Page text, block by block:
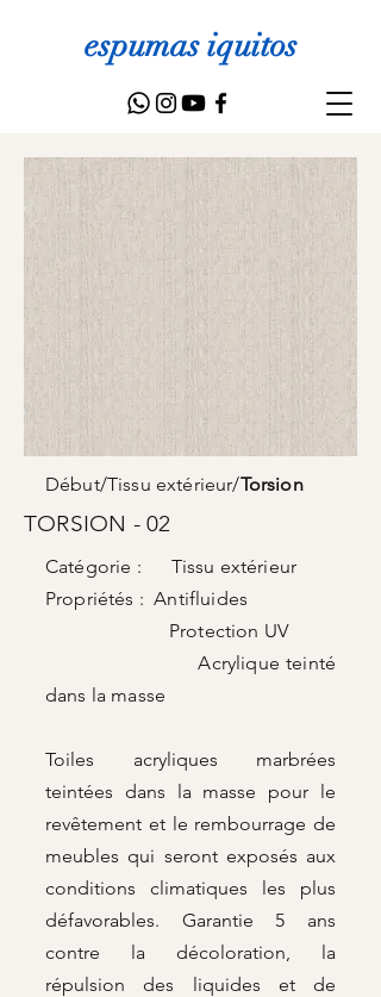
espumas iquitos
Début/Tissu extérieur/Torsion
TORSION - 02
Catégorie : Tissu extérieur
Propriétés : Antifluides
Protection UV
Acrylique teinté
dans la masse
Toiles acryliques marbrées
teintées dans la masse pour le
revêtement et le rembourrage de
meubles qui seront exposés aux
conditions climatiques les plus
défavorables. Garantie 5 ans
contre la décoloration, la
répulsion des liquides et de